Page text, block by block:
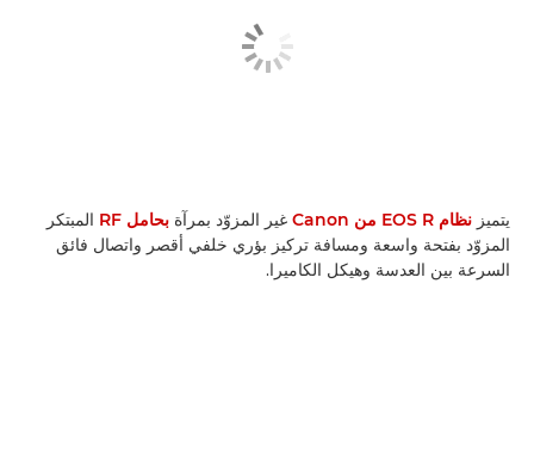
يتميز نظام EOS R من Canon غير المزوّد بمرآة بحامل RF
المبتكر
المزوّد بفتحة واسعة ومسافة تركيز بؤري خلفي أقصر واتصال فائق
السرعة بين العدسة وهيكل الكاميرا.